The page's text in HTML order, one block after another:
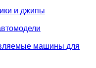
и джипы
машины для